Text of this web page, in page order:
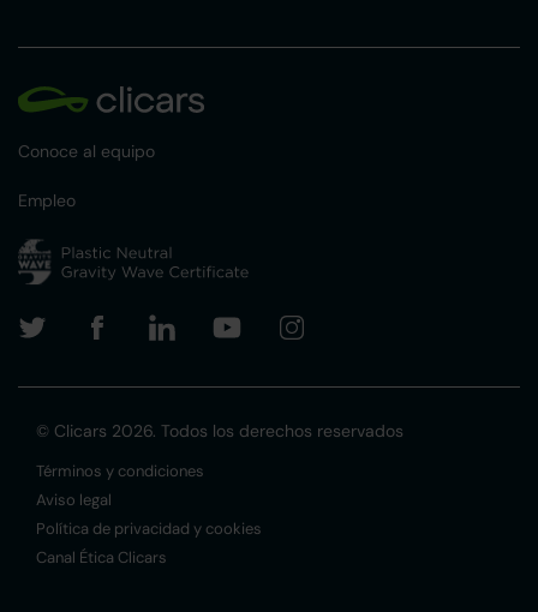
Conoce al equipo
Empleo
© Clicars 2026. Todos los derechos reservados
Términos y condiciones
Aviso legal
Política de privacidad y cookies
Canal Ética Clicars